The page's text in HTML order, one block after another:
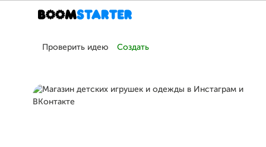
Проверить идею Создать